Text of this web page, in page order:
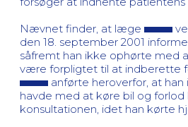
Nævnet finder, at læge
den 18. september 2001
såfremt han ikke ophørte med
være forpligtet til at indberette
anførte heroverfor, at
havde med at køre bil og
konsultationen, idet han kørte